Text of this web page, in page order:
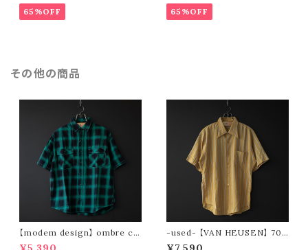
65%OFF 65%OFF
その他の商品
【modem design】 ombre ch
eck wide s/s shirts (green)
-used- 【VAN HEUSEN】 70s
stripe s/s shirt